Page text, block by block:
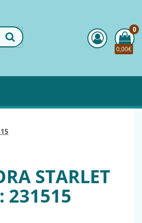
0
0,00€
STARLET
231515